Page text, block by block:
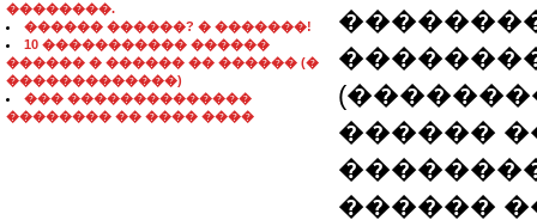
��������.
������ ������? � �������!
10 ����������� ������
������ � ������ �� ������ (�
�������������)
��� ��������������
�������� �� ���� ����
������
������